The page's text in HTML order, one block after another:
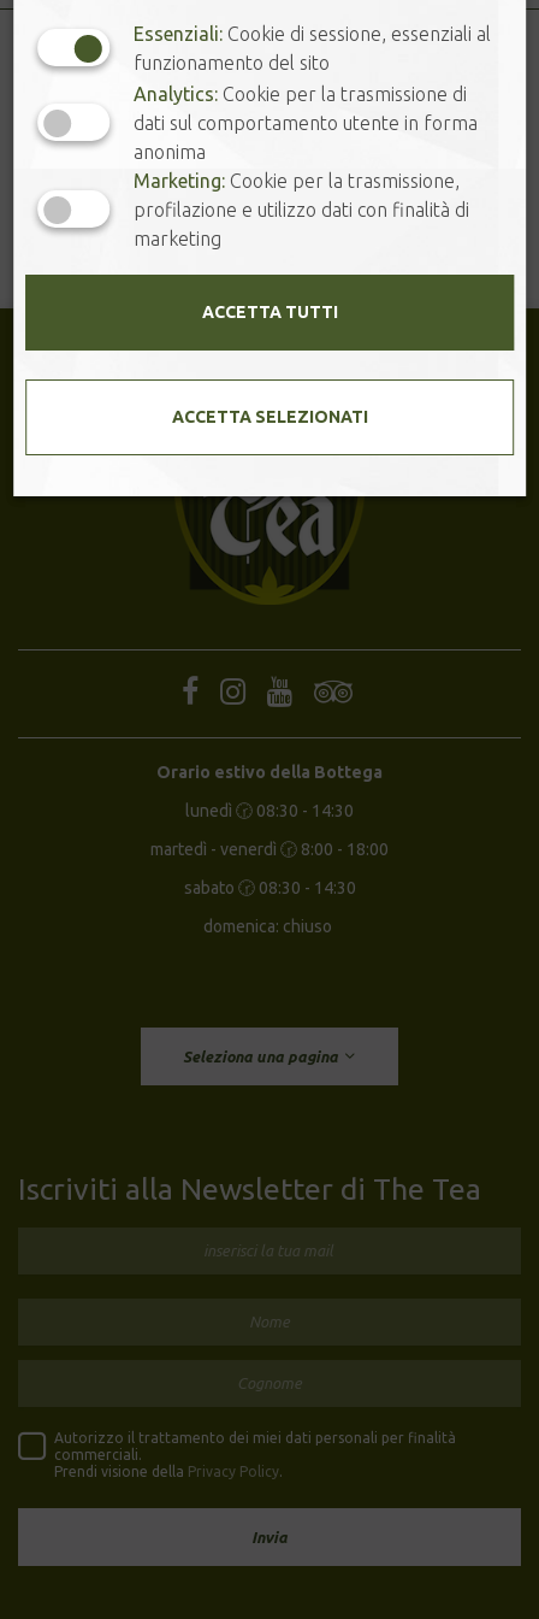
condividi
Orario estivo della Bottega
lunedì 🕝 08:30 - 14:30
martedì - venerdì 🕝 8:00 - 18:00
sabato 🕝 08:30 - 14:30
domenica: chiuso
Seleziona una pagina
Iscriviti alla Newsletter di The Tea
Autorizzo il trattamento dei miei dati personali per finalità
commerciali.
Prendi visione della Privacy Policy.
Essenziali: Cookie di sessione, essenziali al
funzionamento del sito
Analytics: Cookie per la trasmissione di
dati sul comportamento utente in forma
anonima
Marketing: Cookie per la trasmissione,
profilazione e utilizzo dati con finalità di
marketing
ACCETTA TUTTI
ACCETTA SELEZIONATI